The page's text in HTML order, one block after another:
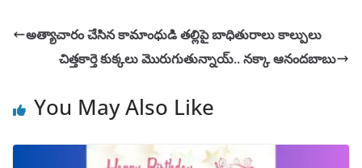
అత్యాచారం చేసిన కామాంధుడి తల్లిపై బాధితురాలు కాల్పులు
చిత్తకార్తె కుక్కలు మొరుగుతున్నాయ్.. నక్కా ఆనందబాబు
You May Also Like